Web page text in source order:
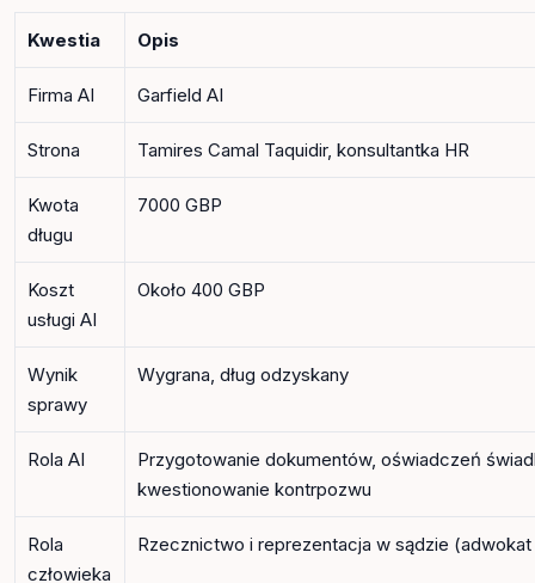
Kwestia Opis
Firma AI Garfield AI
Strona Tamires Camal Taquidir, konsultantka HR
Kwota
długu
7000 GBP
Koszt
usługi AI
Około 400 GBP
Wynik
sprawy
Wygrana, dług odzyskany
Rola AI
Przygotowanie dokumentów, oświadczeń
kwestionowanie kontrpozwu
Rola
człowieka
Rzecznictwo i reprezentacja w sądzie